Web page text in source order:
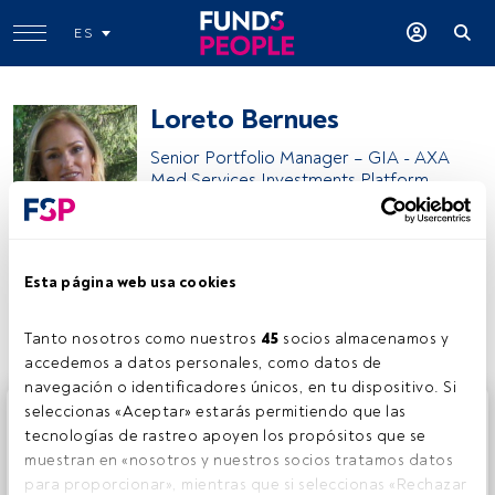
Esta página web usa cookies
Tanto nosotros como nuestros 45 socios almacenamos y
accedemos a datos personales, como datos de
navegación o identificadores únicos, en tu dispositivo. Si
seleccionas «Aceptar» estarás permitiendo que las
tecnologías de rastreo apoyen los propósitos que se
muestran en «nosotros y nuestros socios tratamos datos
para proporcionar», mientras que si seleccionas «Rechazar
ES
Loreto Bernues
Senior Portfolio Manager – GIA - AXA
Med Services Investments Platform
Compartir:
Este es un artículo exclusivo para los usuarios registrados
de FundsPeople. Si ya estás registrado, accede desde el
botón Login. Si aún no tienes cuenta, te invitamos a
registrarte y disfrutar de todo el universo que ofrece